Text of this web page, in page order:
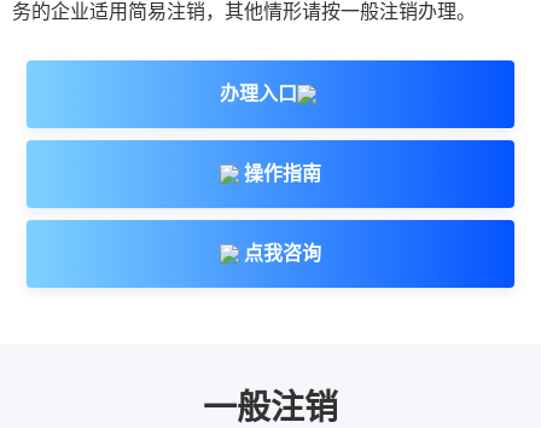
务的企业适用简易注销，其他情形请按一般注销办理。
办理入口
操作指南
点我咨询
一般注销